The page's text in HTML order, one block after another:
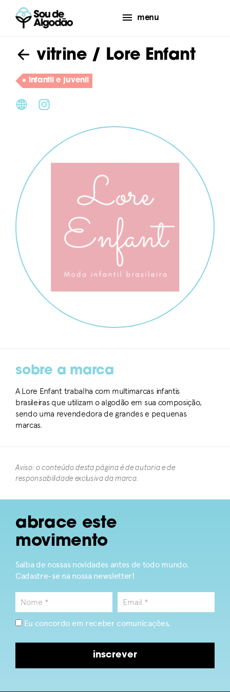
menu
vitrine/ Lore Enfant
infantil e juvenil
sobre a marca
A Lore Enfant trabalha com multimarcas infantis
brasileiras que utilizam o algodão em sua composição,
sendo uma revendedora de grandes e pequenas
marcas.
Aviso: o conteúdo desta página é de autoria e de
responsabilidade exclusiva da marca.​
abrace este
movimento
Saiba de nossas novidades antes de todo mundo.
Cadastre-se na nossa newsletter!
Eu concordo em receber comunicações.
inscrever